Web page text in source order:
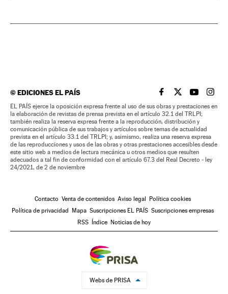
©EDICIONES EL PAÍS EL PAÍS BRASIL EN
EL PAÍSEL PAÍS
EL
EL PAÍS ejerce la oposición expresa frente al uso de sus obras y prestaciones en
la elaboración de revistas de prensa prevista en el artículo 32.1 del TRLPI;
también realiza la reserva expresa frente a la reproducción, distribución y
comunicación pública de sus trabajos y artículos sobre temas de actualidad
prevista en el artículo 33.1 del TRLPI; y, asimismo, realiza una reserva expresa
de las reproducciones y usos de las obras y otras prestaciones accesibles desde
este sitio web a medios de lectura mecánica u otros medios que resulten
adecuados a tal fin de conformidad con el artículo 67.3 del Real Decreto - ley
24/2021, de 2 de noviembre
Contacto Venta de contenidos Aviso legal
Política cookies
Política de privacidad
Mapa Suscripciones EL PAÍS Suscripciones empresas
RSS
Índice Noticias de hoy
Webs de PRISA